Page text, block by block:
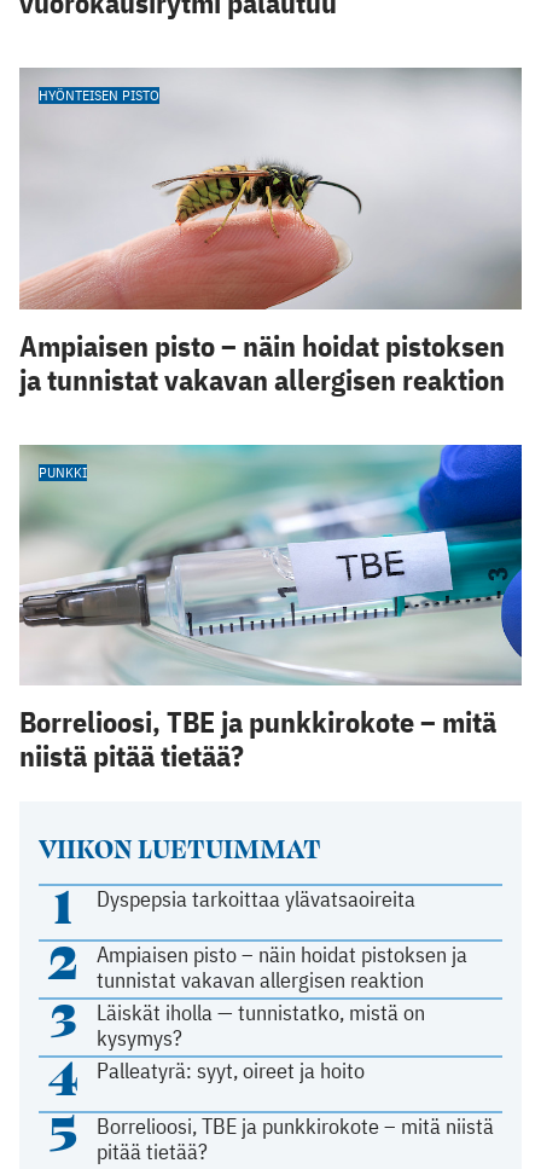
VIIKON LUETUIMMAT
1 Dyspepsia tarkoittaa ylävatsaoireita
2
Ampiaisen pisto – näin hoidat pistoksen ja
tunnistat vakavan allergisen reaktion
3
Läiskät iholla — tunnistatko, mistä on
kysymys?
4 Palleatyrä: syyt, oireet ja hoito
5
Borrelioosi, TBE ja punkkirokote – mitä niistä
pitää tietää?
HYÖNTEISEN PISTO
Ampiaisen pisto – näin hoidat pistoksen
ja tunnistat vakavan allergisen reaktion
PUNKKI
Borrelioosi, TBE ja punkkirokote – mitä
niistä pitää tietää?